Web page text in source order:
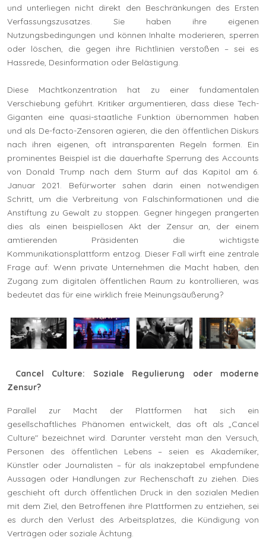
und unterliegen nicht direkt den Beschränkungen des Ersten
Verfassungszusatzes. Sie haben ihre eigenen
Nutzungsbedingungen und können Inhalte moderieren, sperren
oder löschen, die gegen ihre Richtlinien verstoßen – sei es
Hassrede, Desinformation oder Belästigung.
Diese Machtkonzentration hat zu einer fundamentalen
Verschiebung geführt. Kritiker argumentieren, dass diese Tech-
Giganten eine quasi-staatliche Funktion übernommen haben
und als De-facto-Zensoren agieren, die den öffentlichen Diskurs
nach ihren eigenen, oft intransparenten Regeln formen. Ein
prominentes Beispiel ist die dauerhafte Sperrung des Accounts
von Donald Trump nach dem Sturm auf das Kapitol am 6.
Januar 2021. Befürworter sahen darin einen notwendigen
Schritt, um die Verbreitung von Falschinformationen und die
Anstiftung zu Gewalt zu stoppen. Gegner hingegen prangerten
dies als einen beispiellosen Akt der Zensur an, der einem
amtierenden Präsidenten die wichtigste
Kommunikationsplattform entzog. Dieser Fall wirft eine zentrale
Frage auf: Wenn private Unternehmen die Macht haben, den
Zugang zum digitalen öffentlichen Raum zu kontrollieren, was
bedeutet das für eine wirklich freie Meinungsäußerung?
Cancel Culture: Soziale Regulierung oder moderne
Zensur?
Parallel zur Macht der Plattformen hat sich ein
gesellschaftliches Phänomen entwickelt, das oft als „Cancel
Culture" bezeichnet wird. Darunter versteht man den Versuch,
Personen des öffentlichen Lebens – seien es Akademiker,
Künstler oder Journalisten – für als inakzeptabel empfundene
Aussagen oder Handlungen zur Rechenschaft zu ziehen. Dies
geschieht oft durch öffentlichen Druck in den sozialen Medien
mit dem Ziel, den Betroffenen ihre Plattformen zu entziehen, sei
es durch den Verlust des Arbeitsplatzes, die Kündigung von
Verträgen oder soziale Ächtung.